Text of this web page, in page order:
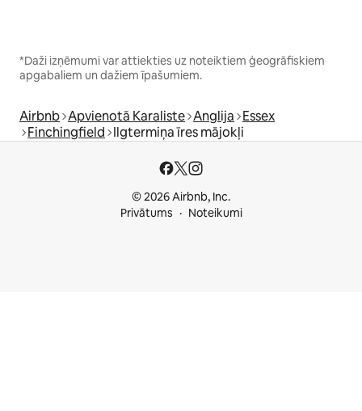
*Daži izņēmumi var attiekties uz noteiktiem ģeogrāfiskiem
apgabaliem un dažiem īpašumiem.
Airbnb Apvienotā Karaliste Anglija Essex
Finchingfield Ilgtermiņa īres mājokļi
© 2026 Airbnb, Inc.
Privātums
Noteikumi